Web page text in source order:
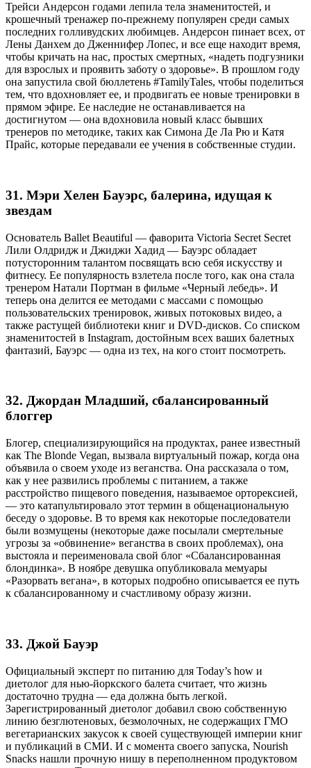
Трейси Андерсон годами лепила тела знаменитостей, и
крошечный тренажер по-прежнему популярен среди самых
последних голливудских любимцев. Андерсон пинает всех, от
Лены Данхем до Дженнифер Лопес, и все еще находит время,
чтобы кричать на нас, простых смертных, «надеть подгузники
для взрослых и проявить заботу о здоровье». В прошлом году
она запустила свой бюллетень #TamilyTales, чтобы поделиться
тем, что вдохновляет ее, и продвигать ее новые тренировки в
прямом эфире. Ее наследие не останавливается на
достигнутом — она вдохновила новый класс бывших
тренеров по методике, таких как Симона Де Ла Рю и Катя
Прайс, которые передавали ее учения в собственные студии.
31. Мэри Хелен Бауэрс, балерина, идущая к
звездам
Основатель Ballet Beautiful — фаворита Victoria Secret Secret
Лили Олдридж и Джиджи Хадид — Бауэрс обладает
потусторонним талантом посвящать всю себя искусству и
фитнесу. Ее популярность взлетела после того, как она стала
тренером Натали Портман в фильме «Черный лебедь». И
теперь она делится ее методами с массами с помощью
пользовательских тренировок, живых потоковых видео, а
также растущей библиотеки книг и DVD-дисков. Со списком
знаменитостей в Instagram, достойным всех ваших балетных
фантазий, Бауэрс — одна из тех, на кого стоит посмотреть.
32. Джордан Младший, сбалансированный
блоггер
Блогер, специализирующийся на продуктах, ранее известный
как The Blonde Vegan, вызвала виртуальный пожар, когда она
объявила о своем уходе из веганства. Она рассказала о том,
как у нее развились проблемы с питанием, а также
расстройство пищевого поведения, называемое орторексией,
— это катапультировало этот термин в общенациональную
беседу о здоровье. В то время как некоторые последователи
были возмущены (некоторые даже посылали смертельные
угрозы за «обвинение» веганства в своих проблемах), она
выстояла и переименовала свой блог «Сбалансированная
блондинка». В ноябре девушка опубликовала мемуары
«Разорвать вегана», в которых подробно описывается ее путь
к сбалансированному и счастливому образу жизни.
33. Джой Бауэр
Официальный эксперт по питанию для Today’s how и
диетолог для нью-йоркского балета считает, что жизнь
достаточно трудна — еда должна быть легкой.
Зарегистрированный диетолог добавил свою собственную
линию безглютеновых, безмолочных, не содержащих ГМО
вегетарианских закусок к своей существующей империи книг
и публикаций в СМИ. И с момента своего запуска, Nourish
Snacks нашли прочную нишу в переполненном продуктовом